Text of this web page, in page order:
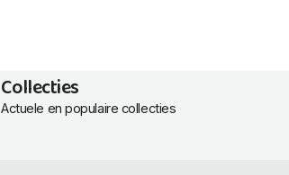
Collecties
Actuele en populaire collecties